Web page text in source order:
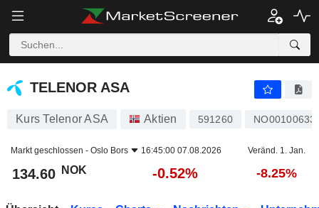
TELENOR ASA
TELENOR ASA
Kurs Telenor ASA Aktien 591260
Markt geschlossen - Oslo Bors 16:45:00 07.08.2026 Veränd. 1. Jan.
134.60 NOK -0.52% -8.25%